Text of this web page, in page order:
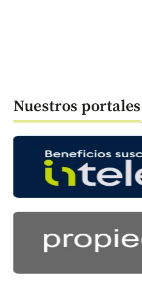
Nuestros portales